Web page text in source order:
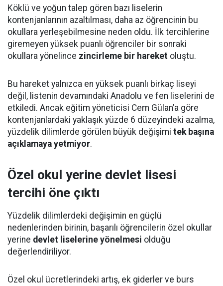
Köklü ve yoğun talep gören bazı liselerin
kontenjanlarının azaltılması, daha az öğrencinin bu
okullara yerleşebilmesine neden oldu. İlk tercihlerine
giremeyen yüksek puanlı öğrenciler bir sonraki
okullara yönelince zincirleme bir hareket oluştu.
Bu hareket yalnızca en yüksek puanlı birkaç liseyi
değil, listenin devamındaki Anadolu ve fen liselerini de
etkiledi. Ancak eğitim yöneticisi Cem Gülan’a göre
kontenjanlardaki yaklaşık yüzde 6 düzeyindeki azalma,
yüzdelik dilimlerde görülen büyük değişimi tek başına
açıklamaya yetmiyor.
Özel okul yerine devlet lisesi
tercihi öne çıktı
Yüzdelik dilimlerdeki değişimin en güçlü
nedenlerinden birinin, başarılı öğrencilerin özel okullar
yerine devlet liselerine yönelmesi olduğu
değerlendiriliyor.
Özel okul ücretlerindeki artış, ek giderler ve burs